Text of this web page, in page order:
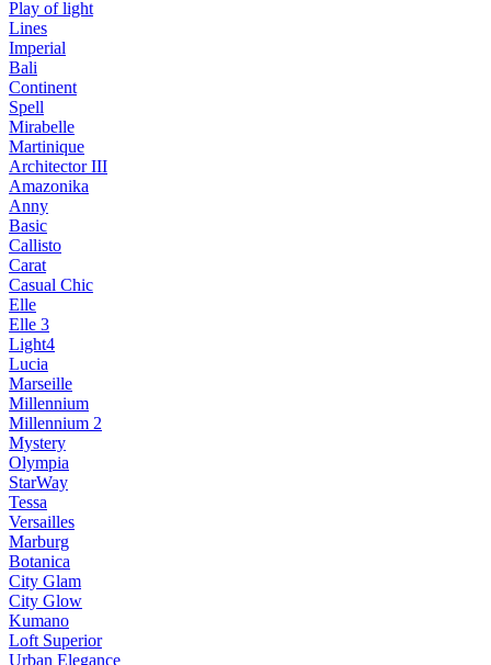
Play of light
Lines
Imperial
Bali
Continent
Spell
Mirabelle
Martinique
Architector III
Amazonika
Anny
Basic
Callisto
Carat
Casual Chic
Elle
Elle 3
Light4
Lucia
Marseille
Millennium
Millennium 2
Mystery
Olympia
StarWay
Tessa
Versailles
Marburg
Botanica
City Glam
City Glow
Kumano
Loft Superior
Urban Elegance